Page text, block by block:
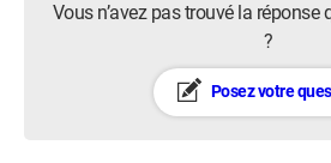
Vous n’avez pas trouvé la réponse
?
Posez votre